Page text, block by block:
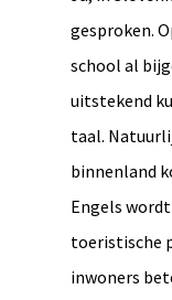
gesproken.
school al
uitstekend
taal.
binnenland
Engels
toeristische
inwoners